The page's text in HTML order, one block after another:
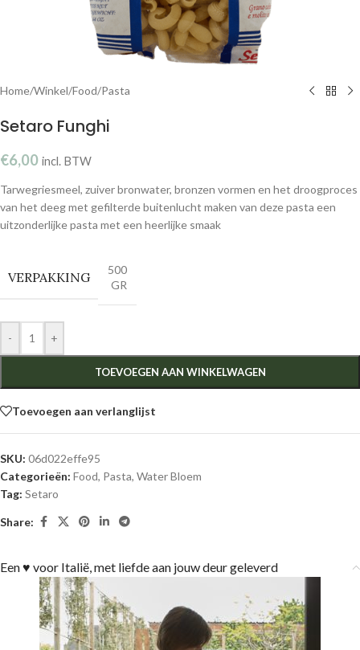
Home/Winkel/Food/Pasta
Setaro Funghi
€6,00 incl. BTW
Tarwegriesmeel, zuiver bronwater, bronzen vormen en het droogproces
van het deeg met gefilterde buitenlucht maken van deze pasta een
uitzonderlijke pasta met een heerlijke smaak
VERPAKKING
500
GR
- +
TOEVOEGEN AAN WINKELWAGEN
Toevoegen aan verlanglijst
SKU: 06d022effe95
Categorieën: Food, Pasta, Water Bloem
Tag: Setaro
Share:
Een ♥ voor Italië, met liefde aan jouw deur geleverd